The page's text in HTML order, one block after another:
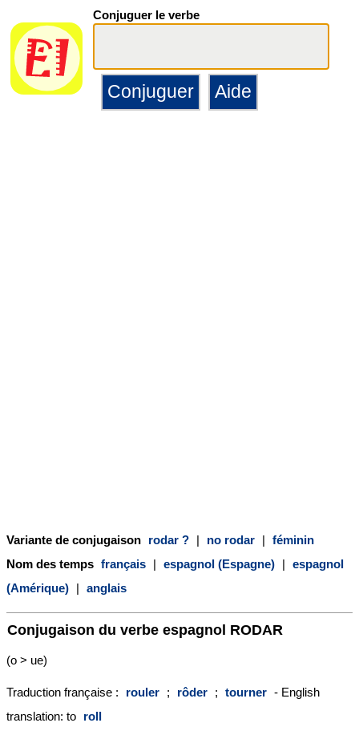
Conjuguer le verbe
Variante de conjugaison rodar ? | no rodar | féminin
Nom des temps français | espagnol (Espagne) | espagnol
(Amérique) | anglais
Conjugaison du verbe espagnol RODAR
(o > ue)
Traduction française : rouler ; rôder ; tourner - English
translation: to roll